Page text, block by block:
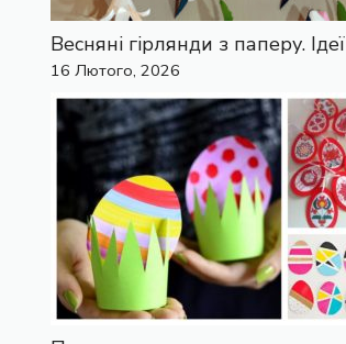
Весняні гірлянди з паперу. Ідеї
16 Лютого, 2026